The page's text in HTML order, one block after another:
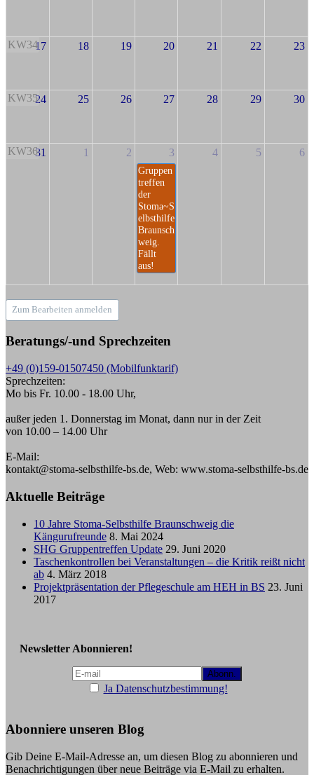
KW3417 18 19 20 21 22 23
KW3524 25 26 27 28 29 30
KW3631 1 2 3
Gruppen
treffen
der
Stoma~S
elbsthilfe
Braunsch
weig.
Fällt
aus!
4 5 6
Zum Bearbeiten anmelden
Beratungs/-und Sprechzeiten
+49 (0)159-01507450 (Mobilfunktarif)
Sprechzeiten:
Mo bis Fr. 10.00 - 18.00 Uhr,
außer jeden 1. Donnerstag im Monat, dann nur in der Zeit
von 10.00 – 14.00 Uhr
E-Mail:
kontakt@stoma-selbsthilfe-bs.de, Web: www.stoma-selbsthilfe-bs.de
Aktuelle Beiträge
10 Jahre Stoma-Selbsthilfe Braunschweig die
Kängurufreunde 8. Mai 2024
SHG Gruppentreffen Update 29. Juni 2020
Taschenkontrollen bei Veranstaltungen – die Kritik reißt nicht
ab 4. März 2018
Projektpräsentation der Pflegeschule am HEH in BS 23. Juni
2017
Newsletter Abonnieren!
Ja Datenschutzbestimmung!
Abonniere unseren Blog
Gib Deine E-Mail-Adresse an, um diesen Blog zu abonnieren und
Benachrichtigungen über neue Beiträge via E-Mail zu erhalten.